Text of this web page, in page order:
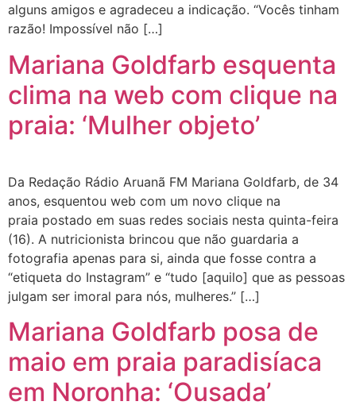
alguns amigos e agradeceu a indicação. “Vocês tinham
razão! Impossível não […]
Mariana Goldfarb esquenta
clima na web com clique na
praia: ‘Mulher objeto’
Da Redação Rádio Aruanã FM Mariana Goldfarb, de 34
anos, esquentou web com um novo clique na
praia postado em suas redes sociais nesta quinta-feira
(16). A nutricionista brincou que não guardaria a
fotografia apenas para si, ainda que fosse contra a
“etiqueta do Instagram” e “tudo [aquilo] que as pessoas
julgam ser imoral para nós, mulheres.” […]
Mariana Goldfarb posa de
maio em praia paradisíaca
em Noronha: ‘Ousada’